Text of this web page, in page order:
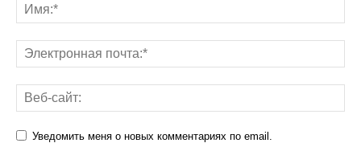
Уведомить меня о новых комментариях по email.